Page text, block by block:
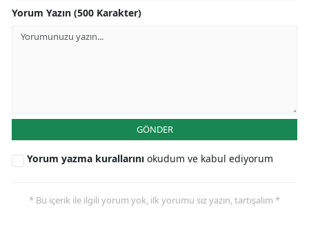
Yorum Yazın (500 Karakter)
GÖNDER
Yorum yazma kurallarını okudum ve kabul ediyorum
* Bu içerik ile ilgili yorum yok, ilk yorumu siz yazın, tartışalım *